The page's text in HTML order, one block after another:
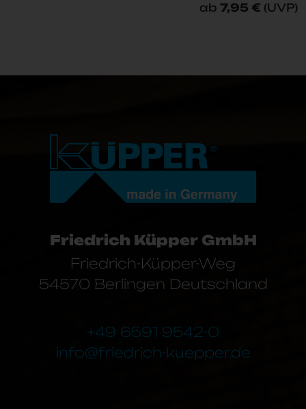
ab 7,95 € (UVP)
Friedrich Küpper GmbH
Friedrich-Küpper-Weg
54570 Berlingen Deutschland
+49 6591 9542-0
info@friedrich-kuepper.de